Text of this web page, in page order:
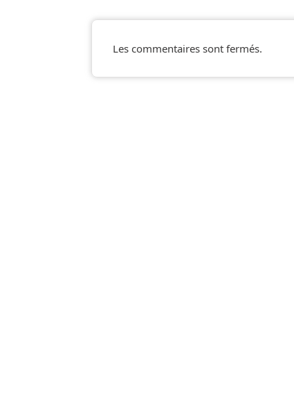
Les commentaires sont fermés.